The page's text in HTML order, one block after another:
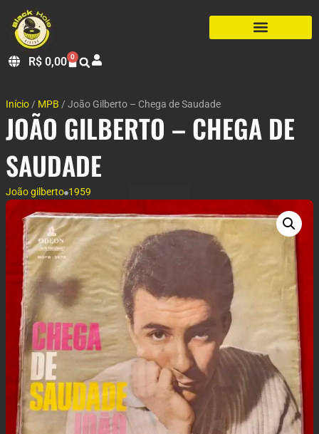
R$ 0,00 0
Início / MPB / João Gilberto – Chega de Saudade
JOÃO GILBERTO – CHEGA DE
SAUDADE
João gilberto 1959